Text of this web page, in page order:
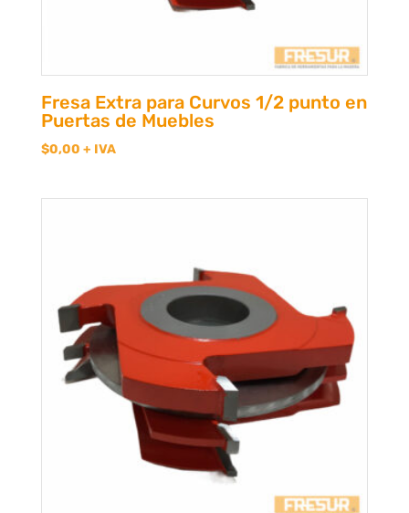
Fresa Extra para Curvos 1/2 punto en
Puertas de Muebles
$0,00 + IVA